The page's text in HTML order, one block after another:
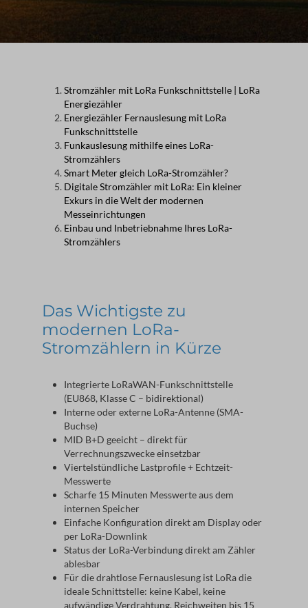
Stromzähler mit LoRa Funkschnittstelle | LoRa
Energiezähler
Energiezähler Fernauslesung mit LoRa
Funkschnittstelle
Funkauslesung mithilfe eines LoRa-
Stromzählers
Smart Meter gleich LoRa-Stromzähler?
Digitale Stromzähler mit LoRa: Ein kleiner
Exkurs in die Welt der modernen
Messeinrichtungen
Einbau und Inbetriebnahme Ihres LoRa-
Stromzählers
Das Wichtigste zu
modernen LoRa-
Stromzählern in Kürze
Integrierte LoRaWAN-Funkschnittstelle
(EU868, Klasse C – bidirektional)
Interne oder externe LoRa-Antenne (SMA-
Buchse)
MID B+D geeicht – direkt für
Verrechnungszwecke einsetzbar
Viertelstündliche Lastprofile + Echtzeit-
Messwerte
Scharfe 15 Minuten Messwerte aus dem
internen Speicher
Einfache Konfiguration direkt am Display oder
per LoRa-Downlink
Status der LoRa-Verbindung direkt am Zähler
ablesbar
Für die drahtlose Fernauslesung ist LoRa die
ideale Schnittstelle: keine Kabel, keine
aufwändige Verdrahtung, Reichweiten bis 15